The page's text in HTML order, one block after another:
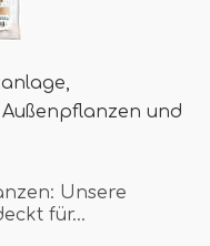
und
Unsere
für…